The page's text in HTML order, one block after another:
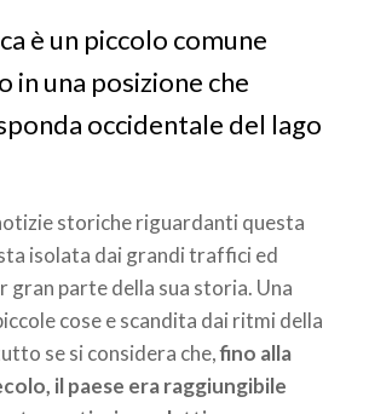
è un piccolo comune
in una posizione che
occidentale del lago
storiche riguardanti questa
isolata dai grandi traffici ed
gran parte della sua storia. Una
cose e scandita dai ritmi della
se si considera che,fino alla
il paese era raggiungibile